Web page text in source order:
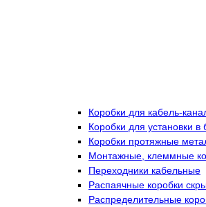
Коробки для кабель-
Коробки для установки в
Коробки протяжные
Монтажные, клеммные
Переходники кабельные
Распаячные коробки
Распределительные